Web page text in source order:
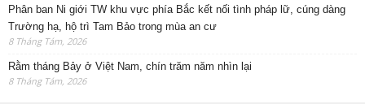
Phân ban Ni giới TW khu vực phía Bắc kết nối tình pháp lữ, cúng dàng
Trường hạ, hộ trì Tam Bảo trong mùa an cư
8 Tháng Tám, 2026
Rằm tháng Bảy ở Việt Nam, chín trăm năm nhìn lại
8 Tháng Tám, 2026